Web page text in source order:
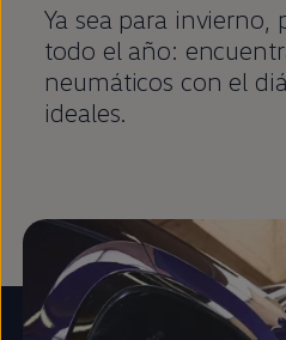
Ya sea para invierno,
todo el año:
neumáticos con el
ideales.